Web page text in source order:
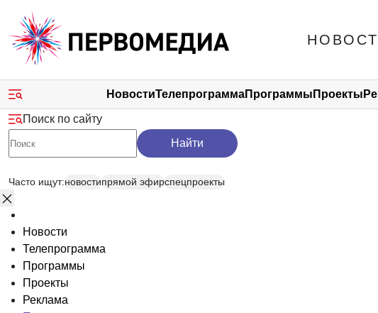
НовостиТелепрограммаПрограммы Проекты
Поиск по сайту
Найти
Часто ищут:новостипрямой эфирспецпроекты
Новости
Телепрограмма
Программы
Проекты
Реклама